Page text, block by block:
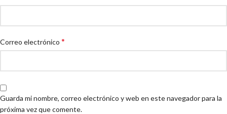
Correo electrónico *
Guarda mi nombre, correo electrónico y web en este navegador para la
próxima vez que comente.